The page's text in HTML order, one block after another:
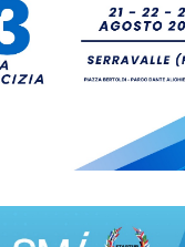
Marcello
A Oltremare
Riccione in
per incontrare i